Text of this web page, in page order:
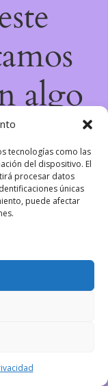
tecnologías como las
del dispositivo. El
procesar datos
únicas
puede afectar
algo